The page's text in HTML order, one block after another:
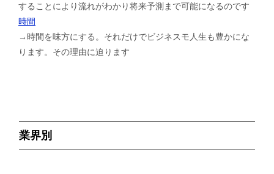
することにより流れがわかり将来予測まで可能になるのです
時間
→時間を味方にする。それだけでビジネスモ人生も豊かにな
ります。その理由に迫ります
業界別